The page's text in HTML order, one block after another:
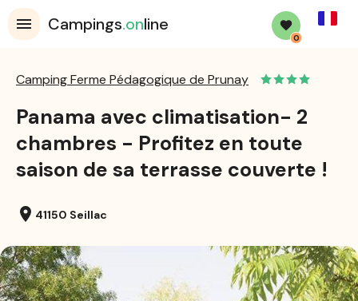
Campings.online
0
Camping Ferme Pédagogique de Prunay
Panama avec climatisation- 2
chambres - Profitez en toute
saison de sa terrasse couverte !
location_on 41150 Seillac